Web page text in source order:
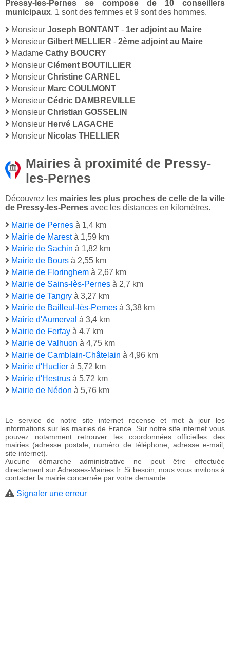
Pressy-les-Pernes se compose de 10 conseillers
municipaux. 1 sont des femmes et 9 sont des hommes.
Monsieur Joseph BONTANT - 1er adjoint au Maire
Monsieur Gilbert MELLIER - 2ème adjoint au Maire
Madame Cathy BOUCRY
Monsieur Clément BOUTILLIER
Monsieur Christine CARNEL
Monsieur Marc COULMONT
Monsieur Cédric DAMBREVILLE
Monsieur Christian GOSSELIN
Monsieur Hervé LAGACHE
Monsieur Nicolas THELLIER
Mairies à proximité de Pressy-
les-Pernes
Découvrez les mairies les plus proches de celle de la ville
de Pressy-les-Pernes avec les distances en kilomètres.
Mairie de Pernes à 1,4 km
Mairie de Marestà 1,59 km
Mairie de Sachin à 1,82 km
Mairie de Bours à 2,55 km
Mairie de Floringhem à 2,67 km
Mairie de Sains-lès-Pernes à 2,7 km
Mairie de Tangry à 3,27 km
Mairie de Bailleul-lès-Pernes à 3,38 km
Mairie d'Aumerval à 3,4 km
Mairie de Ferfay à 4,7 km
Mairie de Valhuon à 4,75 km
Mairie de Camblain-Châtelain à 4,96 km
Mairie d'Huclier à 5,72 km
Mairie d'Hestrus à 5,72 km
Mairie de Nédon à 5,76 km
Le service de notre site internet recense et met à jour les
informations sur les mairies de France. Sur notre site internet vous
pouvez notamment retrouver les coordonnées officielles des
mairies (adresse postale, numéro de téléphone, adresse e-mail,
site internet).
Aucune démarche administrative ne peut être effectuée
directement sur Adresses-Mairies.fr. Si besoin, nous vous invitons à
contacter la mairie concernée par votre demande.
Signaler une erreur